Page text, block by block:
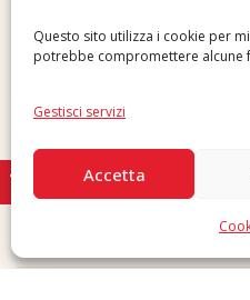
Questo sito utilizza i cookie per
potrebbe compromettere alcune
Gestisci servizi
Accetta